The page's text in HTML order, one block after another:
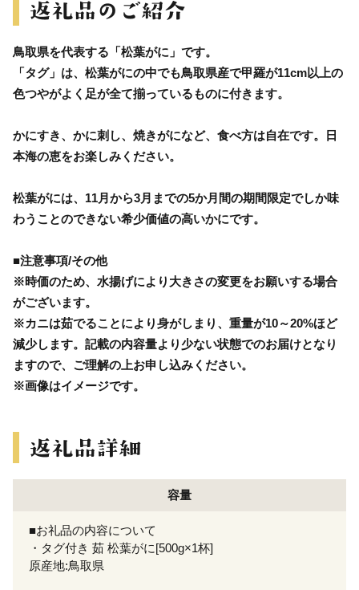
鳥取県を代表する「松葉がに」です。
「タグ」は、松葉がにの中でも鳥取県産で甲羅が11cm以上の
色つやがよく足が全て揃っているものに付きます。
かにすき、かに刺し、焼きがになど、食べ方は自在です。日
本海の恵をお楽しみください。
松葉がには、11月から3月までの5か月間の期間限定でしか味
わうことのできない希少価値の高いかにです。
■注意事項/その他
※時価のため、水揚げにより大きさの変更をお願いする場合
がございます。
※カニは茹でることにより身がしまり、重量が10～20%ほど
減少します。記載の内容量より少ない状態でのお届けとなり
ますので、ご理解の上お申し込みください。
※画像はイメージです。
容量
■お礼品の内容について
・タグ付き 茹 松葉がに[500g×1杯]
原産地:鳥取県